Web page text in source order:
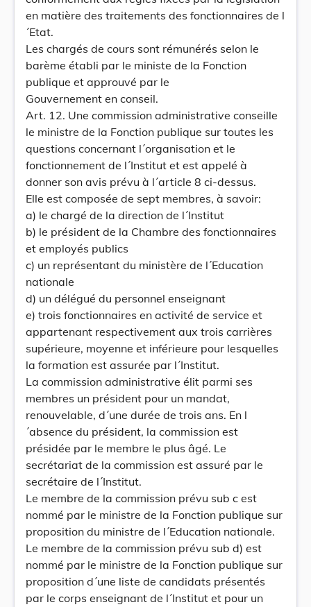
en matière des traitements des fonctionnaires de l
´Etat.
Les chargés de cours sont rémunérés selon le
barème établi par le ministe de la Fonction
publique et approuvé par le
Gouvernement en conseil.
Art. 12. Une commission administrative conseille
le ministre de la Fonction publique sur toutes les
questions concernant l´organisation et le
fonctionnement de l´Institut et est appelé à
donner son avis prévu à l´article 8 ci-dessus.
Elle est composée de sept membres, à savoir:
a) le chargé de la direction de l´Institut
b) le président de la Chambre des fonctionnaires
et employés publics
c) un représentant du ministère de l´Education
nationale
d) un délégué du personnel enseignant
e) trois fonctionnaires en activité de service et
appartenant respectivement aux trois carrières
supérieure, moyenne et inférieure pour lesquelles
la formation est assurée par l´Institut.
La commission administrative élit parmi ses
membres un président pour un mandat,
renouvelable, d´une durée de trois ans. En l
´absence du président, la commission est
présidée par le membre le plus âgé. Le
secrétariat de la commission est assuré par le
secrétaire de l´Institut.
Le membre de la commission prévu sub c est
nommé par le ministre de la Fonction publique sur
proposition du ministre de l´Education nationale.
Le membre de la commission prévu sub d) est
nommé par le ministre de la Fonction publique sur
proposition d´une liste de candidats présentés
par le corps enseignant de l´Institut et pour un